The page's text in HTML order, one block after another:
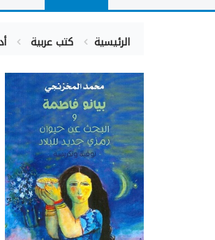
الرئيسية كتب عربية